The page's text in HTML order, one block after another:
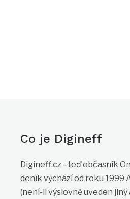
Co je Digineff
Digineff.cz - teď občasník
deník vychází od roku 1999
(není-li výslovně uveden